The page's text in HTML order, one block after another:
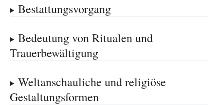
Bestattungsvorgang
Bedeutung von Ritualen und
Trauerbewältigung
Weltanschauliche und religiöse
Gestaltungsformen